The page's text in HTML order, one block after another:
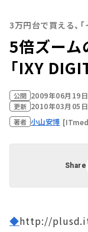
3万円台で買える、「
5倍ズー
「IXY
公開 2009年06月19
更新 2010年03月05
著者 小山安博
Share
◆http://